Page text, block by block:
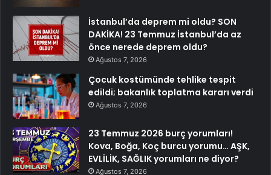
İstanbul’da deprem mi oldu? SON
DAKİKA! 23 Temmuz İstanbul’da az
önce nerede deprem oldu?
Ağustos 7, 2026
Çocuk kostümünde tehlike tespit
edildi; bakanlık toplatma kararı verdi
Ağustos 7, 2026
23 Temmuz 2026 burç yorumları!
Kova, Boğa, Koç burcu yorumu… AŞK,
EVLİLİK, SAĞLIK yorumları ne diyor?
Ağustos 7, 2026